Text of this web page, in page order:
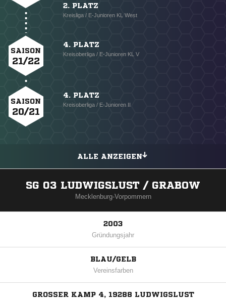
2. PLATZ
Kreisliga / E-Junioren KL West
SAISON
21/22
4. PLATZ
Kreisoberliga / E-Junioren KL V
SAISON
20/21
4. PLATZ
Kreisoberliga / E-Junioren II
ALLE ANZEIGEN
SG 03 LUDWIGSLUST / GRABOW
Mecklenburg-Vorpommern
2003
Gründungsjahr
BLAU/GELB
Vereinsfarben
GROSSER KAMP 4, 19288 LUDWIGSLUST